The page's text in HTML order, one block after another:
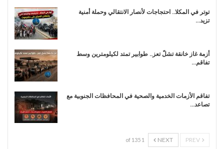
توتر في المكلا.. احتجاجات لأنصار الانتقالي وحملة أمنية
تزيد…
أزمة غاز خانقة تشلّ تعز.. طوابير تمتد لكيلومترين وسط
تفاقم…
تفاقم الأزمات الخدمية والصحية في المحافظات الجنوبية مع
تصاعد…
NEXT
1 of 135